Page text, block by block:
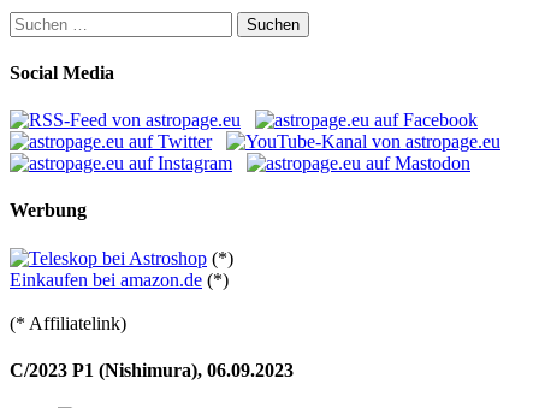
Suchen
nach:
Social Media
Werbung
(*)
Einkaufen bei amazon.de (*)
(* Affiliatelink)
C/2023 P1 (Nishimura), 06.09.2023